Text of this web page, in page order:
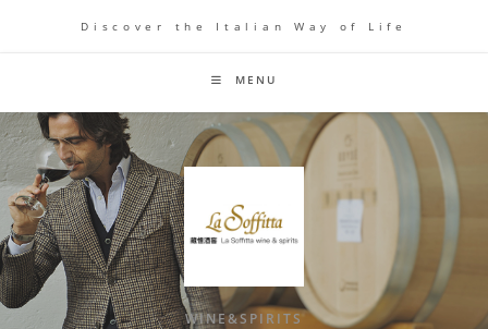
Discover the Italian Way of Life
MENU
WINE&SPIRITS